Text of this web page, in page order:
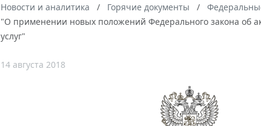
Новости и аналитика Горячие документы
"О применении новых положений Федерального закона об
услуг"
14 августа 2018